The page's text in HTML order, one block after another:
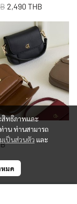
2,490 THB
สิทธิภาพและ
าน ท่านสามารถ
เป็นส่วนตัว และ
มด